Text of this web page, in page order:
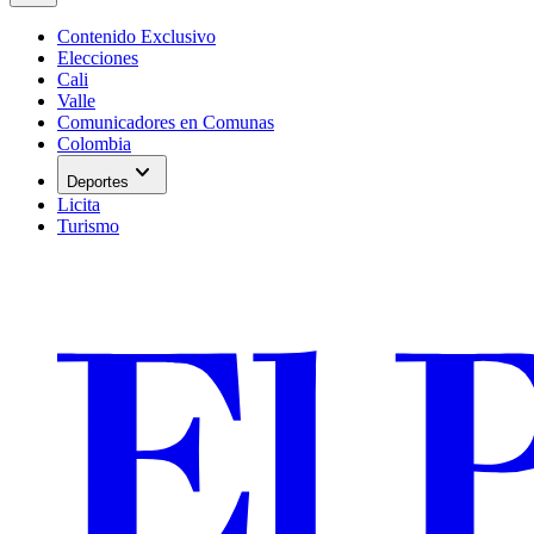
Contenido Exclusivo
Elecciones
Cali
Valle
Comunicadores en Comunas
Colombia
Deportes expand_more
Licita
Turismo